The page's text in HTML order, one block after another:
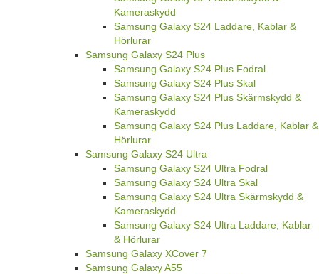
Kameraskydd
Samsung Galaxy S24 Laddare, Kablar &
Hörlurar
Samsung Galaxy S24 Plus
Samsung Galaxy S24 Plus Fodral
Samsung Galaxy S24 Plus Skal
Samsung Galaxy S24 Plus Skärmskydd &
Kameraskydd
Samsung Galaxy S24 Plus Laddare, Kablar &
Hörlurar
Samsung Galaxy S24 Ultra
Samsung Galaxy S24 Ultra Fodral
Samsung Galaxy S24 Ultra Skal
Samsung Galaxy S24 Ultra Skärmskydd &
Kameraskydd
Samsung Galaxy S24 Ultra Laddare, Kablar
& Hörlurar
Samsung Galaxy XCover 7
Samsung Galaxy A55